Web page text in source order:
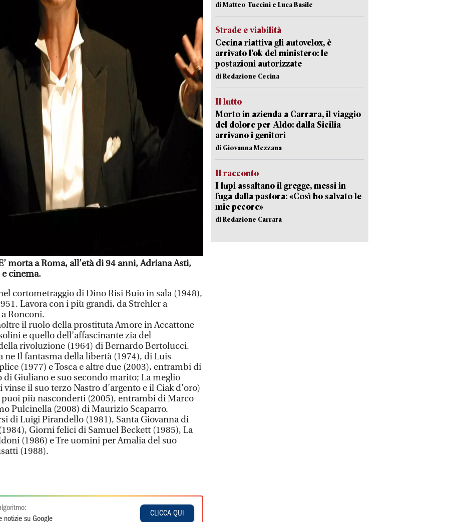
morta a Roma, all’età di 94 anni, Adriana Asti,
cinema.
cortometraggio di Dino Risi Buio in sala (1948),
Lavora con i più grandi, da Strehler a
Ronconi.
il ruolo della prostituta Amore in Accattone
e quello dell’affascinante zia del
rivoluzione (1964) di Bernardo Bertolucci.
ne Il fantasma della libertà (1974), di Luis
(1977) e Tosca e altre due (2003), entrambi di
di Giuliano e suo secondo marito; La meglio
il suo terzo Nastro d’argento e il Ciak d’oro)
puoi più nasconderti (2005), entrambi di Marco
Pulcinella (2008) di Maurizio Scaparro.
di Luigi Pirandello (1981), Santa Giovanna di
Giorni felici di Samuel Beckett (1985), La
(1986) e Tre uomini per Amalia del suo
(1988).
notizie su Google
CLICCA QUI
di Matteo Tuccini e Luca Basile
Strade e viabilità
Cecina riattiva gli autovelox, è
arrivato l’ok del ministero: le
postazioni autorizzate
di Redazione Cecina
Il lutto
Morto in azienda a Carrara, il viaggio
del dolore per Aldo: dalla Sicilia
arrivano i genitori
di Giovanna Mezzana
Il racconto
I lupi assaltano il gregge, messi in
fuga dalla pastora: «Così ho salvato le
mie pecore»
di Redazione Carrara